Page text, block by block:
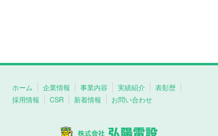
ホーム 企業情報 事業内容 実績紹介
表彰歴
採用情報
CSR 新着情報 お問い合わせ